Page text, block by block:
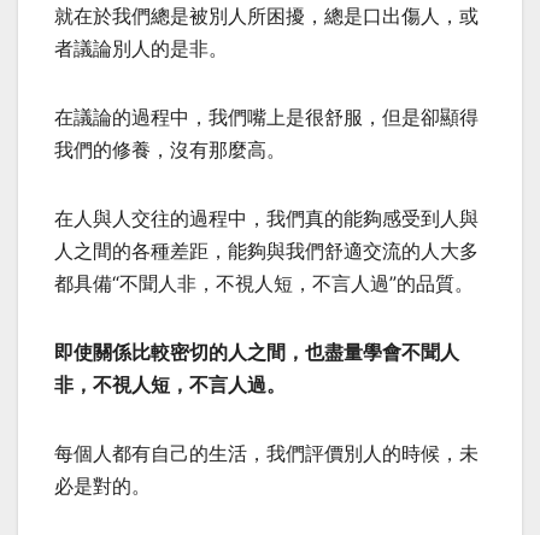
就在於我們總是被別人所困擾，總是口出傷人，或
者議論別人的是非。
在議論的過程中，我們嘴上是很舒服，但是卻顯得
我們的修養，沒有那麼高。
在人與人交往的過程中，我們真的能夠感受到人與
人之間的各種差距，能夠與我們舒適交流的人大多
都具備“不聞人非，不視人短，不言人過”的品質。
即使關係比較密切的人之間，也盡量學會不聞人
非，不視人短，不言人過。
每個人都有自己的生活，我們評價別人的時候，未
必是對的。